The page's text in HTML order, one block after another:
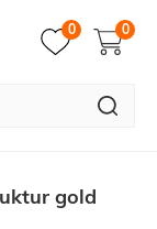
0 0
gold